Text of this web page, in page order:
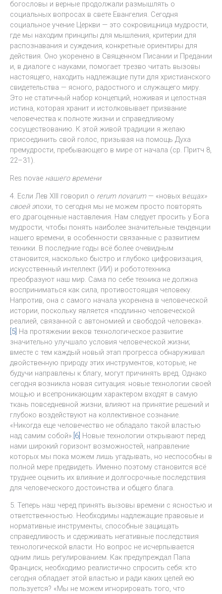
богословы и верные продолжали размышлять о
социальных вопросах в свете Евангелия. Сегодня
социальное учение Церкви — это сокровищница мудрости,
где мы находим принципы для мышления, критерии для
распознавания и суждения, конкретные ориентиры для
действия. Оно укоренено в Священном Писании и Предании
и, в диалоге с науками, помогает трезво читать вызовы
настоящего, находить надлежащие пути для христианского
свидетельства — ясного, радостного и служащего миру.
Это не статичный набор концепций, ноживая и целостная
истина, которая хранит и истолковывает призвание
человечества к полноте жизни и справедливому
сосуществованию. К этой живой традиции я желаю
присоединить свой голос, призывая на помощь Духа
премудрости, пребывающего в мире от начала (ср. Притч 8,
22–31).
Res novae нашего времени
4. Если Лев XIII говорил о rerum novarum — «новых вещах»
своей эпохи, то сегодня мы не можем просто повторять
его драгоценные наставления. Нам следует просить у Бога
мудрости, чтобы понять наиболее значительные тенденции
нашего времени, в особенности связанные с развитием
техники. В последние годы всё более очевидным
становится, насколько быстро и глубоко цифровизация,
искусственный интеллект (ИИ) и робототехника
преобразуют наш мир. Сама по себе техника не должна
восприниматься как сила, противостоящая человеку.
Напротив, она с самого начала укоренена в человеческой
истории, поскольку является «подлинно человеческой
реалией, связанной с автономией и свободой человека».
[5] На протяжении веков технологическое развитие
значительно улучшало условия человеческой жизни;
вместе с тем каждый новый этап прогресса обнаруживал
двойственную природу этих инструментов, которые, не
будучи направлены к благу, могут причинять вред. Однако
сегодня возникла новая ситуация: новые технологии своей
мощью и всепроникающим характером входят в самую
ткань повседневной жизни, влияют на принятие решений и
глубоко воздействуют на коллективное сознание.
«Никогда еще человечество не обладало такой властью
над самим собой». [6] Новые технологии открывают перед
нами широкий горизонт возможностей, направление
которых мы пока можем лишь угадывать, но неспособны в
полной мере предвидеть. Именно поэтому становится всё
труднее оценить их влияние и долгосрочные последствия
для человеческого достоинства и общего блага.
5. Теперь наш черед принять вызовы времени с ясностью и
ответственностью. Необходимы надлежащие правовые и
нормативные инструменты, способные защищать
справедливость и сдерживать негативные последствия
технологической власти. Но вопрос не исчерпывается
одним лишь регулированием. Как предупреждал Папа
Франциск, необходимо реалистично спросить себя: кто
сегодня обладает этой властью и ради каких целей ею
пользуется? «Мы не можем игнорировать того, что